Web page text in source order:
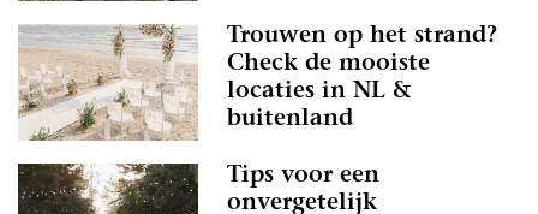
Trouwen op het strand?
Check de mooiste
locaties in NL &
buitenland
Tips voor een
onvergetelijk